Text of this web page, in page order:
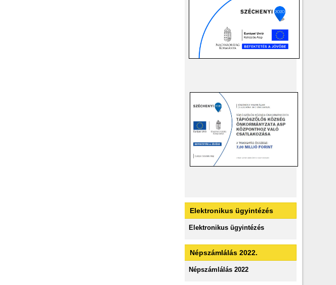
Elektronikus ügyintézés
Elektronikus ügyintézés
Népszámlálás 2022.
Népszámlálás 2022